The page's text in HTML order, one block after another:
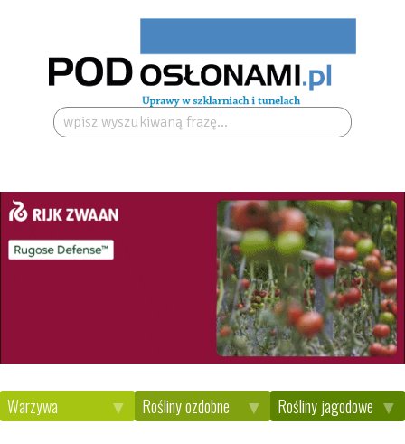
Szukaj:
Warzywa Rośliny ozdobne Rośliny jagodowe